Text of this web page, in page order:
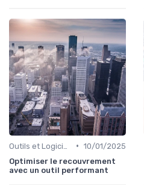
• 10/01/2025
Optimiser le recouvrement
avec un outil performant